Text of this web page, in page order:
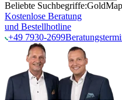
Beliebte Suchbegriffe:Gold
Kostenlose Beratung
und Bestellhotline
+49 7930-2699